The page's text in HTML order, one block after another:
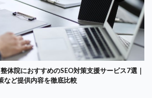
体院におすすめのSEO対策支援サービス7選｜
など提供内容を徹底比較